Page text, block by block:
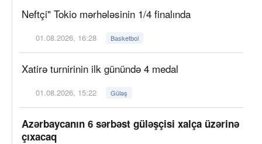
Neftçi" Tokio mərhələsinin 1/4 finalında
01.08.2026, 16:28 Basketbol
Xatirə turnirinin ilk günündə 4 medal
01.08.2026, 15:22 Güləş
Azərbaycanın 6 sərbəst güləşçisi xalça üzərinə
çıxacaq